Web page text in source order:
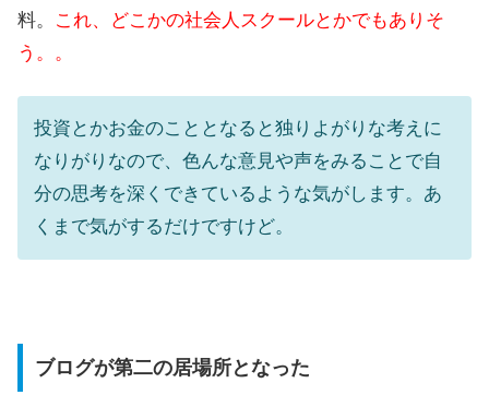
料。
これ、どこかの社会人スクールとかでもありそ
う。。
投資とかお金のこととなると独りよがりな考えに
なりがりなので、色んな意見や声をみることで自
分の思考を深くできているような気がします。あ
くまで気がするだけですけど。
ブログが第二の居場所となった